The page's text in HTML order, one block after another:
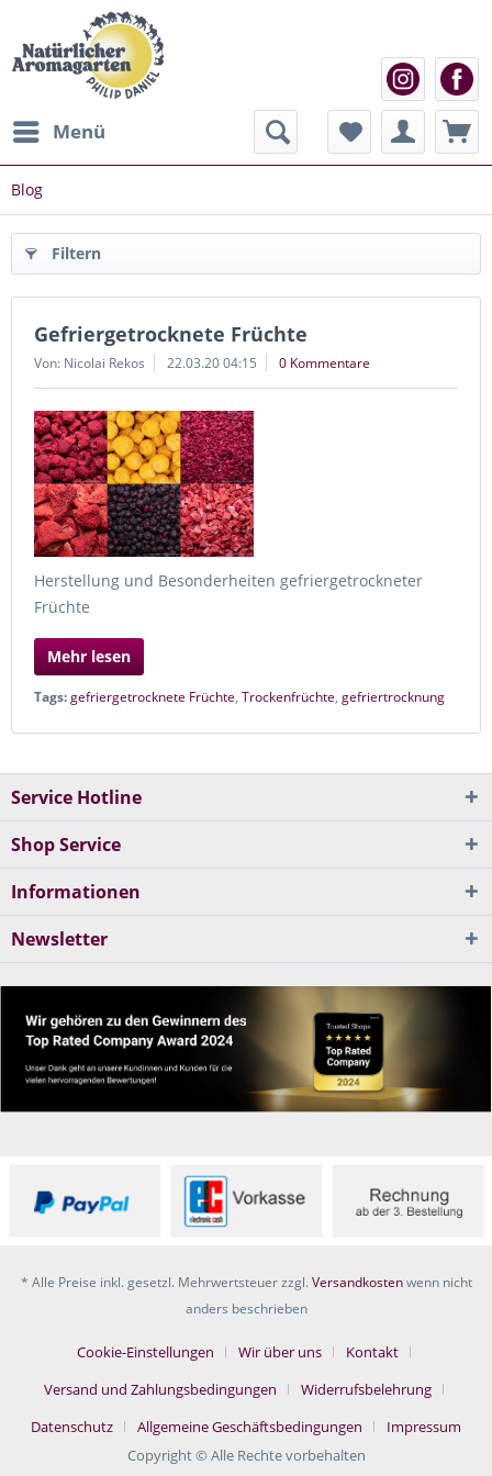
Menü
Blog
Filtern
Gefriergetrocknete Früchte
Von: Nicolai Rekos 22.03.20 04:15 0 Kommentare
Herstellung und Besonderheiten gefriergetrockneter
Früchte
Mehr lesen
Tags:gefriergetrocknete Früchte, Trockenfrüchte, gefriertrocknung
Service Hotline
Shop Service
Informationen
Newsletter
* Alle Preise inkl. gesetzl. Mehrwertsteuer zzgl.Versandkostenwenn nicht
anders beschrieben
Cookie-Einstellungen Wir über uns
Kontakt
Versand und Zahlungsbedingungen
Widerrufsbelehrung
Datenschutz
Allgemeine Geschäftsbedingungen
Impressum
Copyright © Alle Rechte vorbehalten